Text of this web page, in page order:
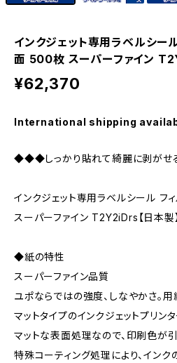
インクジェット専用ラベルシ
面 500枚 スーパーファイン
¥62,370
International shipping
◆◆◆しっかり貼れて綺麗に剥が
インクジェット専用ラベルシール
スーパーファイン T2Y2iDrs【日本製】
◆紙の特性
スーパーファイン品質
ユポならではの強度、しなやかさ。
マットタイプのインクジェットプリン
マットな表面処理なので、印刷色が引
特殊コーティング処理により、インク